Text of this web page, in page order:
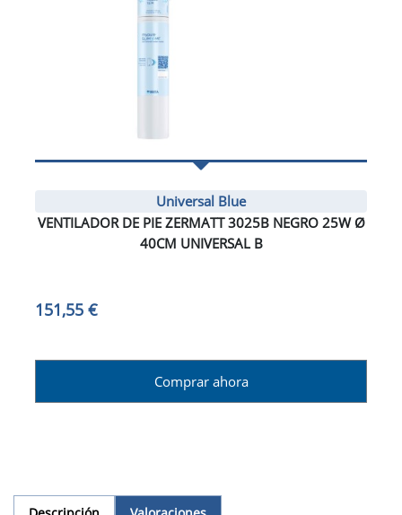
Universal Blue
VENTILADOR DE PIE ZERMATT 3025B NEGRO 25W Ø
40CM UNIVERSAL B
151,55 €
Comprar ahora